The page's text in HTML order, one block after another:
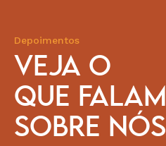
Depoimentos
VEJA O
QUE FALAM
SOBRE NÓS